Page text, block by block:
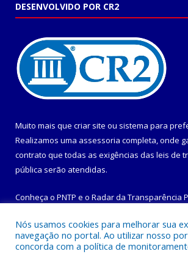
DESENVOLVIDO POR CR2
Muito mais que criar site ou sistema para
Realizamos uma assessoria completa, onde
contrato que todas as exigências das leis de
pública serão atendidas.
Conheça o PNTP e o Radar da Transparência
Nós usamos cookies para melhorar sua
navegação no portal. Ao utilizar nosso
concorda com a política de